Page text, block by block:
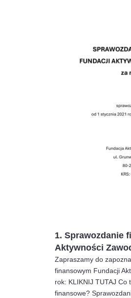
1. Sprawozdanie
Aktywności
Zapraszamy do
finansowym Fundacji
rok: KLIKNIJ TUTAJ Co
finansowe?